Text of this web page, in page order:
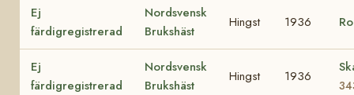
Ej
färdigregistrerad
Nordsvensk
Brukshäst
Hingst 1936
Ej
färdigregistrerad
Nordsvensk
Brukshäst
Hingst 1936